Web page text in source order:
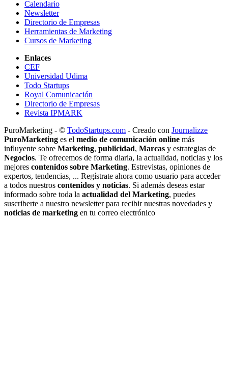
Calendario
Newsletter
Directorio de Empresas
Herramientas de Marketing
Cursos de Marketing
Enlaces
CEF
Universidad Udima
Todo Startups
Royal Comunicación
Directorio de Empresas
Revista IPMARK
PuroMarketing - © TodoStartups.com - Creado con Journalizze
PuroMarketing es el medio de comunicación online más
influyente sobre Marketing, publicidad, Marcas y estrategias de
Negocios. Te ofrecemos de forma diaria, la actualidad, noticias y los
mejores contenidos sobre Marketing. Estrevistas, opiniones de
expertos, tendencias, ... Regístrate ahora como usuario para acceder
a todos nuestros contenidos y noticias. Si además deseas estar
informado sobre toda la actualidad del Marketing, puedes
suscriberte a nuestro newsletter para recibir nuestras novedades y
noticias de marketing en tu correo electrónico